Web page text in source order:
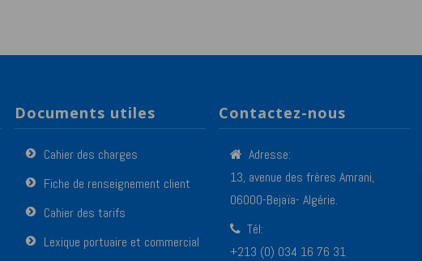
Documents utiles
Cahier des charges
Fiche de renseignement client
Cahier des tarifs
Lexique portuaire et commercial
Contactez-nous
Adresse:
13, avenue des frères Amrani,
06000-Bejaïa- Algérie.
Tél:
+213 (0) 034 16 76 31